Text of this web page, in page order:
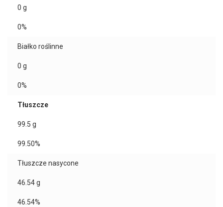
0 g
0%
Białko roślinne
0 g
0%
Tłuszcze
99.5 g
99.50%
Tłuszcze nasycone
46.54g
46.54%